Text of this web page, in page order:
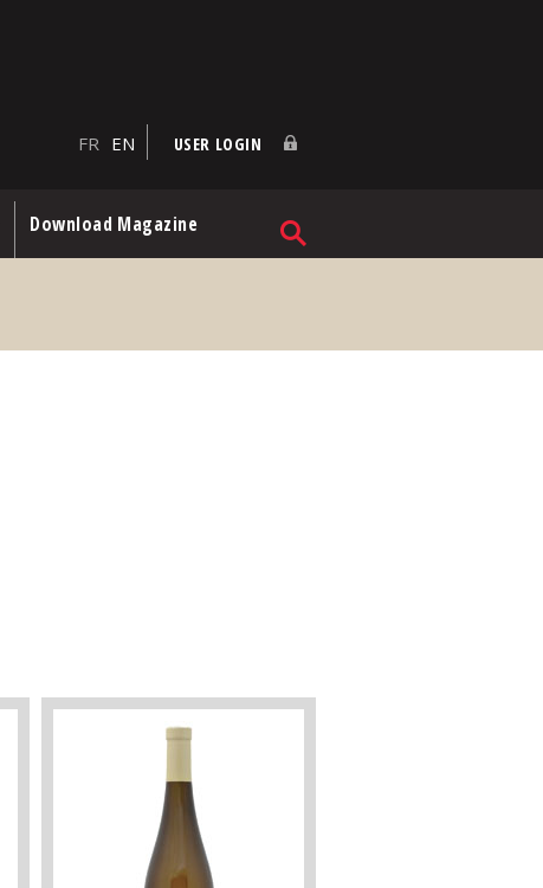
FR EN USER LOGIN
Download Magazine